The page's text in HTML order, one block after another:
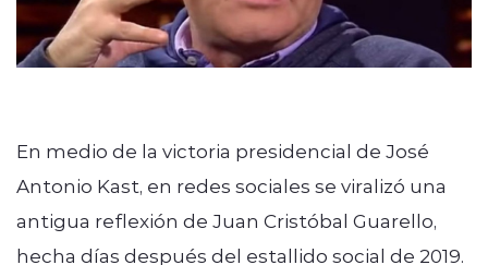
En medio de la victoria presidencial de José
Antonio Kast, en redes sociales se viralizó una
antigua reflexión de Juan Cristóbal Guarello,
hecha días después del estallido social de 2019.